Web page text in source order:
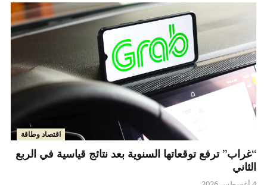
اقتصاد وطاقة
“غراب” ترفع توقعاتها السنوية بعد نتائج قياسية في الربع
الثاني